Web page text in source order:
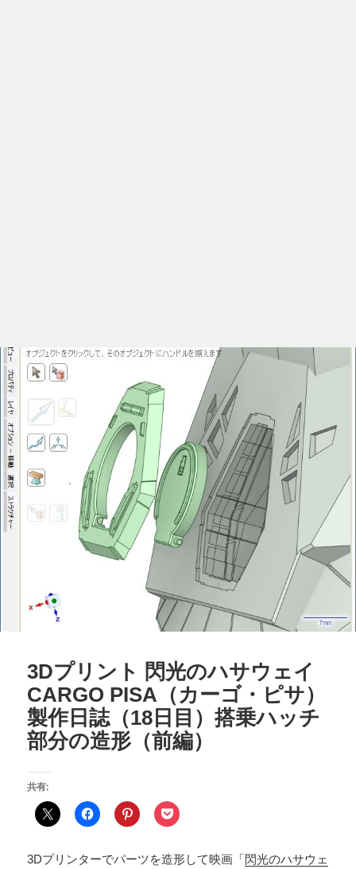
3Dプリント 閃光のハサウェイ
CARGO PISA（カーゴ・ピサ）
製作日誌（18日目）搭乗ハッチ
部分の造形（前編）
共有:
3Dプリンターでパーツを造形して映画「 閃光のハサウェ